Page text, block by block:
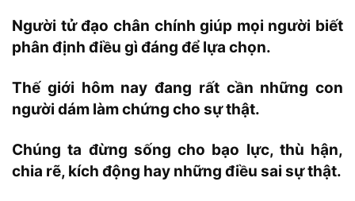
Người tử đạo chân chính giúp mọi người biết
phân định điều gì đáng để lựa chọn.
Thế giới hôm nay đang rất cần những con
người dám làm chứng cho sự thật.
Chúng ta đừng sống cho bạo lực, thù hận,
chia rẽ, kích động hay những điều sai sự thật.